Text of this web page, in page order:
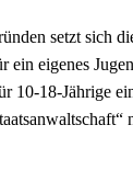
setzt sich
ein eigenes
10-18-Jährige